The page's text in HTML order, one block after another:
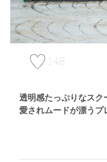
148
透明感たっぷりなスク
愛されムードが漂う